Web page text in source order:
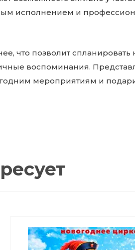
исполнением и
что позволит спланировать
воспоминания.
мероприятиям и